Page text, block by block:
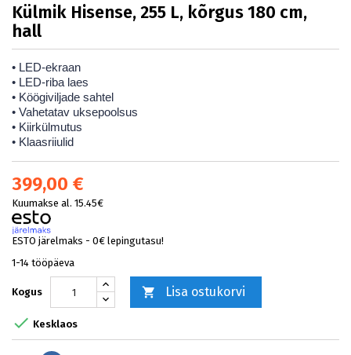
Külmik Hisense, 255 L, kõrgus 180 cm,
hall
• LED-ekraan
• LED-riba laes
• Köögiviljade sahtel
• Vahetatav uksepoolsus
• Kiirkülmutus
• Klaasriiulid
399,00 €
Kuumakse al. 15.45€
ESTO järelmaks - 0€ lepingutasu!
1-14 tööpäeva
Kogus  Lisa ostukorvi
 Kesklaos